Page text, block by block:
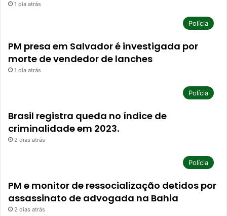
1 dia atrás
Polícia
PM presa em Salvador é investigada por
morte de vendedor de lanches
1 dia atrás
Polícia
Brasil registra queda no índice de
criminalidade em 2023.
2 dias atrás
Polícia
PM e monitor de ressocialização detidos por
assassinato de advogada na Bahia
2 dias atrás